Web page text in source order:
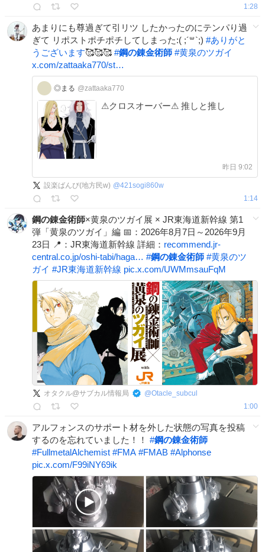
1:28
あまりにも尊過ぎて引リツ したかったのにテンパり過
ぎて リポストポチポチしてしまった:( ;´꒳`;) #ありがと
うございます🥰🥰🥰 #鋼の錬金術師 #黄泉のツガイ
x.com/zattaaka770/st…
◎まる @zattaaka770
⚠クロスオーバー⚠ 推しと推し
昨日 9:02
設楽ばんび(地方民w) @421sogi860w
1:14
鋼の錬金術師×黄泉のツガイ展 × JR東海道新幹線 第1
弾「黄泉のツガイ」編 📅：2026年8月7日～2026年9月
23日 📍：JR東海道新幹線 詳細： recommend.jr-
central.co.jp/oshi-tabi/haga… #鋼の錬金術師 #黄泉のツ
ガイ #JR東海道新幹線 pic.x.com/UWMmsauFqM
オタクル@サブカル情報局 @Otacle_subcul
1:00
アルフォンスのサポート材を外した状態の写真を投稿
するのを忘れていました！！ #鋼の錬金術師
#FullmetalAlchemist #FMA #FMAB #Alphonse
pic.x.com/F99iNY69ik